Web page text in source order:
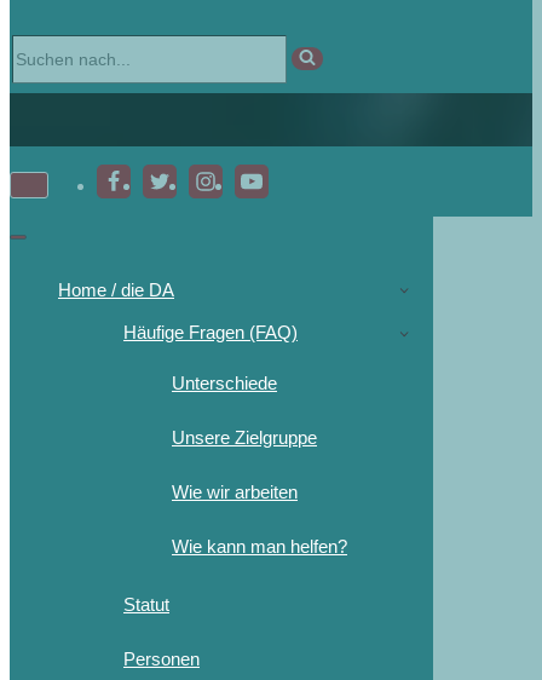
Home / die DA
Häufige Fragen (FAQ)
Unterschiede
Unsere Zielgruppe
Wie wir arbeiten
Wie kann man helfen?
Statut
Personen